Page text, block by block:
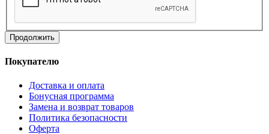
Продолжить
Покупателю
Доставка и оплата
Бонусная программа
Замена и возврат товаров
Политика безопасности
Оферта